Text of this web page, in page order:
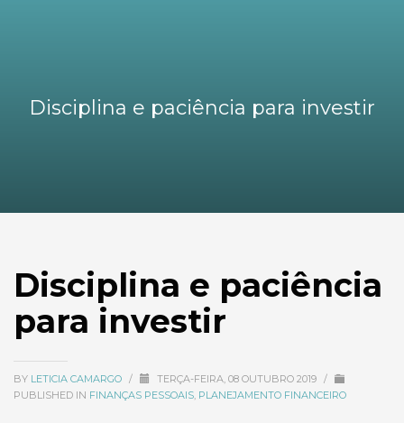
Disciplina e paciência para investir
Disciplina e paciência
para investir
BY LETICIA CAMARGO / TERÇA-FEIRA, 08 OUTUBRO 2019 /
PUBLISHED IN FINANÇAS PESSOAIS PLANEJAMENTO FINANCEIRO